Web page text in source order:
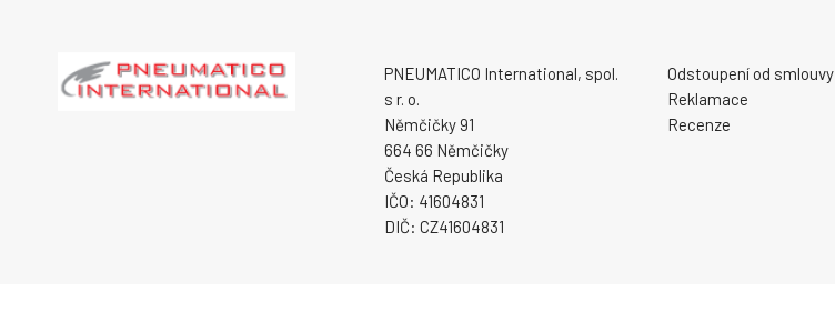
PNEUMATICO International, spol.
s r. o.
Němčičky 91
664 66 Němčičky
Česká Republika
IČO: 41604831
DIČ: CZ41604831
Odstoupení od smlouvy
Reklamace
Recenze